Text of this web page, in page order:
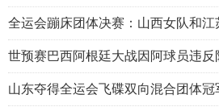
全运会蹦床团体决赛：山西女队和江
世预赛巴西阿根廷大战因阿球员违
山东夺得全运会飞碟双向混合团体冠